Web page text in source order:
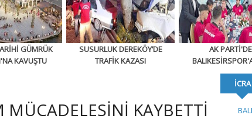
GÜMRÜK
KAVUŞTU
SUSURLUK DEREKÖY’DE
TRAFİK KAZASI
AK
FORMA
MÜCADELESİNİ KAYBETTİ